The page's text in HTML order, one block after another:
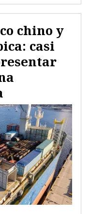
chino y
casi